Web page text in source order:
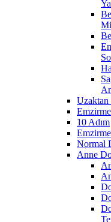
10 Adım
Normal
Anne